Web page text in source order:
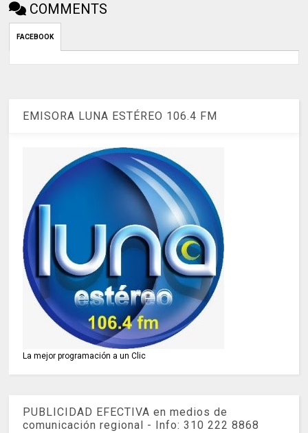
COMMENTS
FACEBOOK
EMISORA LUNA ESTÉREO 106.4 FM
La mejor programación a un Clic
PUBLICIDAD EFECTIVA en medios de
comunicación regional - Info: 310 222 8868